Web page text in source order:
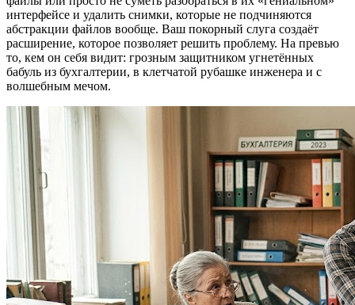
интерфейсе и удалить снимки, которые не подчиняются
абстракции файлов вообще. Ваш покорный слуга создаёт
расширение, которое позволяет решить проблему. На превью
то, кем он себя видит: грозным защитником угнетённых
бабуль из бухгалтерии, в клетчатой рубашке инженера и с
волшебным мечом.